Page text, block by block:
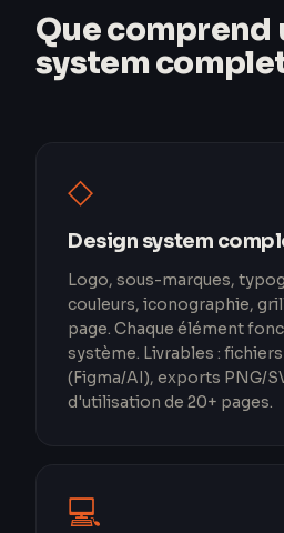
Que comprend
system
◇
Design system
Logo, sous-marques,
couleurs, iconographie,
page. Chaque élément
système. Livrables :
(Figma/AI), exports PNG/
d'utilisation de 20+ pages.
💻